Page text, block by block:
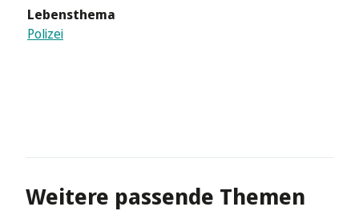
Lebensthema
Polizei
Weitere passende Themen